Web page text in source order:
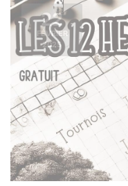
22
FÉVRIER
2025